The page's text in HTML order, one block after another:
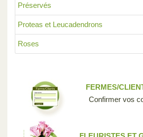
Préservés
Proteas et Leucadendrons
Roses
FERMES/
Confirmer vos